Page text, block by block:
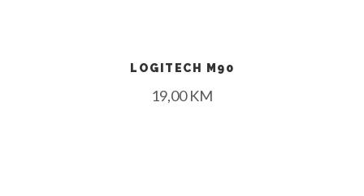
LOGITECH M90
19,00KM